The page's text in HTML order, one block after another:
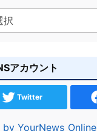
アカウント
Twitter
YourNews_Online